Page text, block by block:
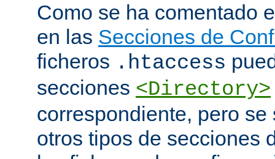
Como se ha comentado
en las Secciones de
ficheros .htaccess
secciones <Directory>
correspondiente, pero
otros tipos de secciones